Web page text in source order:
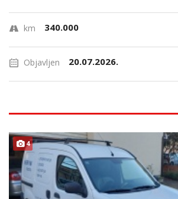
km 340.000
Objavljen 20.07.2026.
4